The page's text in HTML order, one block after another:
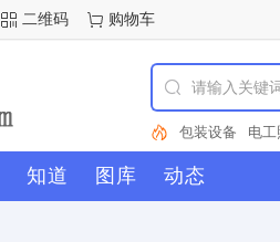
二维码 购物车
包装设备 电工
冶金钢材
环保
机械
器
包 轴承 环
知道 图库 动态